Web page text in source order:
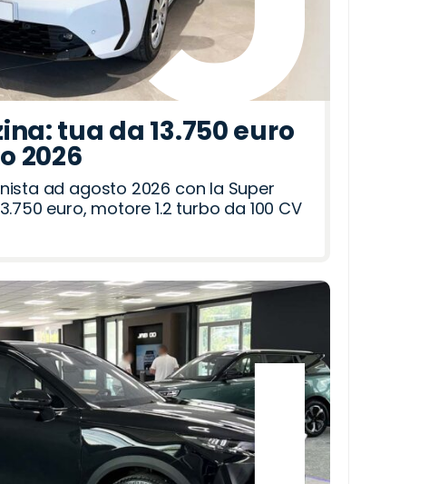
tua da 13.750 euro
2026
ad agosto 2026 con la Super
euro, motore 1.2 turbo da 100 CV